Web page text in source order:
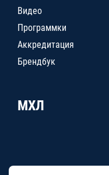
Видео
Программки
Аккредитация
Брендбук
МХЛ